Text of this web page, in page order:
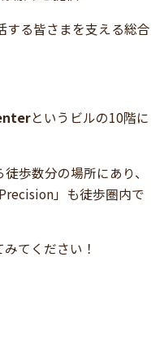
する皆さまを支える総合
というビルの10階に
歩数分の場所にあり、
」も徒歩圏内で
てください！